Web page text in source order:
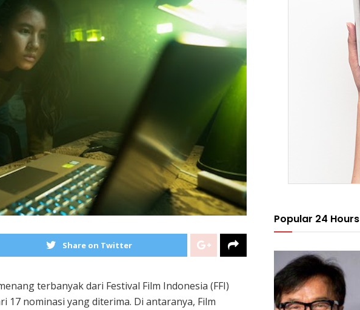
Share on Twitter
terbanyak dari Festival Film Indonesia (FFI)
17 nominasi yang diterima. Di antaranya, Film
Popular 24 Hours